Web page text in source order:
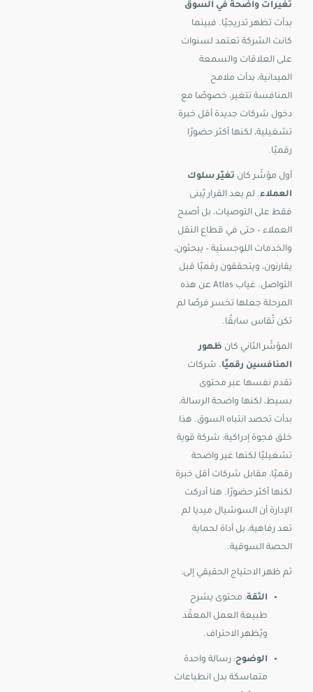
تغيرات واضحة في السوق
بدأت تظهر تدريجيًا. فبينما
كانت الشركة تعتمد لسنوات
على العلاقات والسمعة
الميدانية، بدأت ملامح
المنافسة تتغير، خصوصًا مع
دخول شركات جديدة أقل خبرة
تشغيلية، لكنها أكثر حضورًا
رقميًا.
أول مؤشّر كان تغيّر سلوك
العملاء. لم يعد القرار يُبنى
فقط على التوصيات، بل أصبح
العملاء – حتى في قطاع النقل
والخدمات اللوجستية – يبحثون،
يقارنون، ويتحققون رقميًا قبل
التواصل. غياب Atlas عن هذه
المرحلة جعلها تخسر فرصًا لم
تكن تُقاس سابقًا.
المؤشّر الثاني كان ظهور
المنافسين رقميًا. شركات
تقدم نفسها عبر محتوى
بسيط، لكنها واضحة الرسالة،
بدأت تحصد انتباه السوق. هذا
خلق فجوة إدراكية: شركة قوية
تشغيليًا لكنها غير واضحة
رقميًا، مقابل شركات أقل خبرة
لكنها أكثر حضورًا. هنا أدركت
الإدارة أن السوشيال ميديا لم
تعد رفاهية، بل أداة لحماية
الحصة السوقية.
ثم ظهر الاحتياج الحقيقي إلى:
الثقة: محتوى يشرح
طبيعة العمل المعقّد
ويُظهر الاحتراف.
الوضوح: رسالة واحدة
متماسكة بدل انطباعات